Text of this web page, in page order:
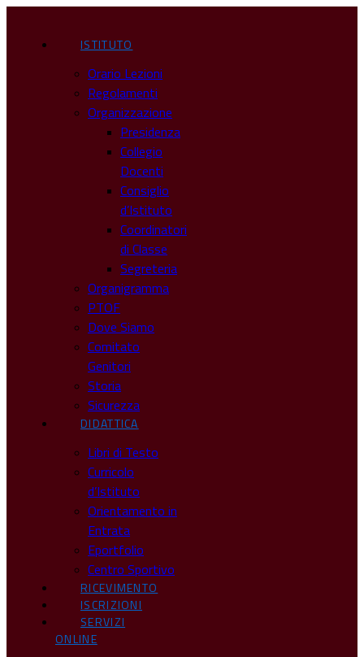
ISTITUTO
Orario Lezioni
Regolamenti
Organizzazione
Presidenza
Collegio
Docenti
Consiglio
d’Istituto
Coordinatori
di Classe
Segreteria
Organigramma
PTOF
Dove Siamo
Comitato
Genitori
Storia
Sicurezza
DIDATTICA
Libri di Testo
Curricolo
d’Istituto
Orientamento in
Entrata
Eportfolio
Centro Sportivo
RICEVIMENTO
ISCRIZIONI
SERVIZI
ONLINE